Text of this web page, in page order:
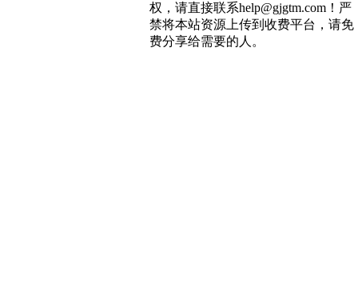
权，请直接联系help@gjgtm.com！严
禁将本站资源上传到收费平台，请免
费分享给需要的人。